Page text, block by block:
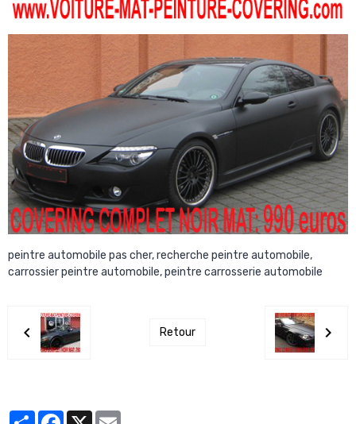
peintre automobile pas cher, recherche peintre automobile,
carrossier peintre automobile, peintre carrosserie automobile
Retour
PartagerFacebook
X